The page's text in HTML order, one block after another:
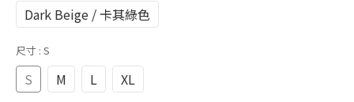
Dark Beige / 卡其綠色
尺寸 : S
S M L XL